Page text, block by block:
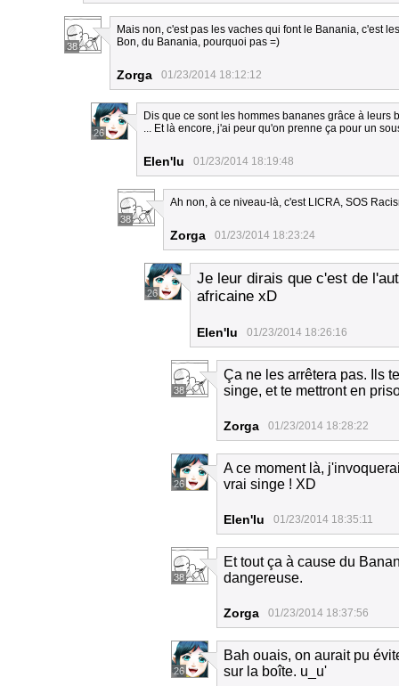
38
Mais non, c'est pas les vaches qui font le Banania, c'est
Bon, du Banania, pourquoi pas =)
Zorga 01/23/2014 18:12:12
26
Dis que ce sont les hommes bananes grâce à
... Et là encore, j'ai peur qu'on prenne ça pour un
Elen'lu 01/23/2014 18:19:48
38
Ah non, à ce niveau-là, c'est LICRA, SOS
Zorga 01/23/2014 18:23:24
26
Je leur dirais que c'est de
africaine xD
Elen'lu 01/23/2014 18:26:16
38
Ça ne les arrêtera pas. Ils
singe, et te mettront en
Zorga 01/23/2014 18:28:22
26
A ce moment là,
vrai singe ! XD
Elen'lu 01/23/2014 18:35:11
38
Et tout ça à cause du
dangereuse.
Zorga 01/23/2014 18:37:56
26
Bah ouais, on aurait pu
sur la boîte. u_u'